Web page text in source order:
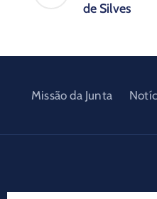
de Silves
Missão da Junta